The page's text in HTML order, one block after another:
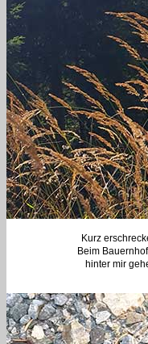
Kurz
Beim
hinter mir